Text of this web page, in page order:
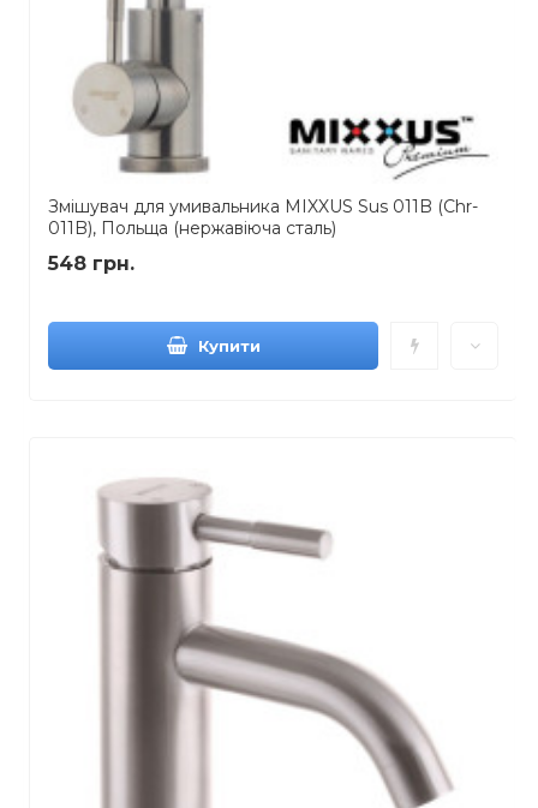
Змішувач для умивальника MIXXUS Sus 011B (Chr-
011B), Польща (нержавіюча сталь)
548 грн.
Купити